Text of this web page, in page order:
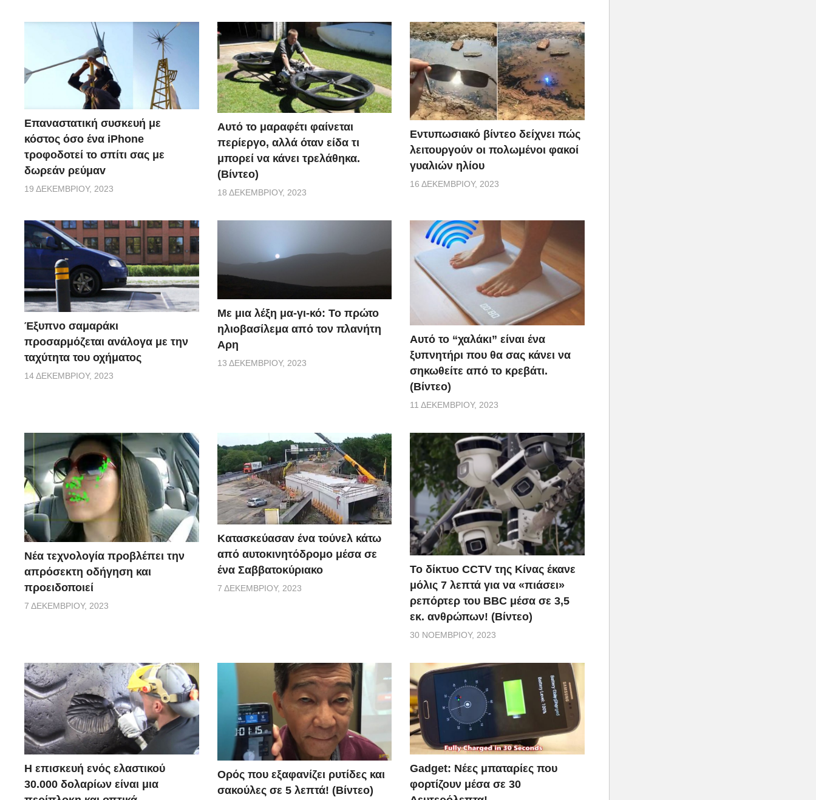
Επαναστατική συσκευή με
κόστος όσο ένα iPhone
τροφοδοτεί το σπίτι σας με
δωρεάν ρεύμαv
19 ΔΕΚΕΜΒΡΊΟΥ, 2023
Αυτό το μαραφέτι φαίνεται
περίεργο, αλλά όταν είδα τι
μπορεί να κάνει τρελάθηκα.
(Βίντεο)
18 ΔΕΚΕΜΒΡΊΟΥ, 2023
Εντυπωσιακό βίντεο δείχνει πώς
λειτουργούν οι πολωμένοι φακοί
γυαλιών ηλίου
16 ΔΕΚΕΜΒΡΊΟΥ, 2023
Έξυπνο σαμαράκι
προσαρμόζεται ανάλογα με την
ταχύτητα του οχήματος
14 ΔΕΚΕΜΒΡΊΟΥ, 2023
Με μια λέξη μα-γι-κό: Το πρώτο
ηλιοβασίλεμα από τον πλανήτη
Αρη
13 ΔΕΚΕΜΒΡΊΟΥ, 2023
Αυτό το “χαλάκι” είναι ένα
ξυπνητήρι που θα σας κάνει να
σηκωθείτε από το κρεβάτι.
(Βίντεο)
11 ΔΕΚΕΜΒΡΊΟΥ, 2023
Νέα τεχνολογία προβλέπει την
απρόσεκτη οδήγηση και
προειδοποιεί
7 ΔΕΚΕΜΒΡΊΟΥ, 2023
Κατασκεύασαν ένα τούνελ κάτω
από αυτοκινητόδρομο μέσα σε
ένα Σαββατοκύριακο
7 ΔΕΚΕΜΒΡΊΟΥ, 2023
Το δίκτυο CCTV της Κίνας έκανε
μόλις 7 λεπτά για να «πιάσει»
ρεπόρτερ του BBC μέσα σε 3,5
εκ. ανθρώπων! (Βίντεο)
30 ΝΟΕΜΒΡΊΟΥ, 2023
Η επισκευή ενός ελαστικού
30.000 δολαρίων είναι μια
Ορός που εξαφανίζει ρυτίδες και
σακούλες σε 5 λεπτά! (Βίντεο)
Gadget: Νέες μπαταρίες που
φορτίζουν μέσα σε 30